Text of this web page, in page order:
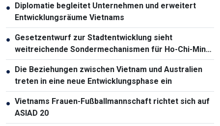
● Diplomatie begleitet Unternehmen und erweitert
Entwicklungsräume Vietnams
● Gesetzentwurf zur Stadtentwicklung sieht
weitreichende Sondermechanismen für Ho-Chi-Minh-
Stadt vor
● Die Beziehungen zwischen Vietnam und Australien
treten in eine neue Entwicklungsphase ein
● Vietnams Frauen-Fußballmannschaft richtet sich auf
ASIAD 20